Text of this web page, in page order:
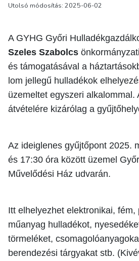
Utolsó módosítás: 2025-06-02
A GYHG Győri
Szeles Szabolcs
és támogatásával a
lom jellegű hulladékok
üzemeltet egyszeri alkalommal.
átvételére kizárólag a
Az ideiglenes gyűjtőpont 2025.
és 17:30 óra között üzemel
Művelődési Ház udvarán.
Itt elhelyezhet elektronikai, fém,
műanyag hulladékot,
törmeléket,
berendezési tárgyakat stb.